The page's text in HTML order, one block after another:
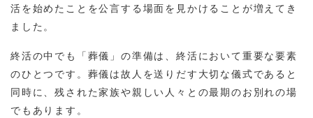
活を始めたことを公言する場面を見かけることが増えてき
ました。
終活の中でも「葬儀」の準備は、終活において重要な要素
のひとつです。葬儀は故人を送りだす大切な儀式であると
同時に、残された家族や親しい人々との最期のお別れの場
でもあります。